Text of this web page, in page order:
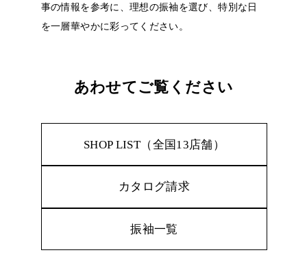
事の情報を参考に、理想の振袖を選び、特別な日
を一層華やかに彩ってください。
あわせてご覧ください
SHOP LIST（全国13店舗）
カタログ請求
振袖一覧